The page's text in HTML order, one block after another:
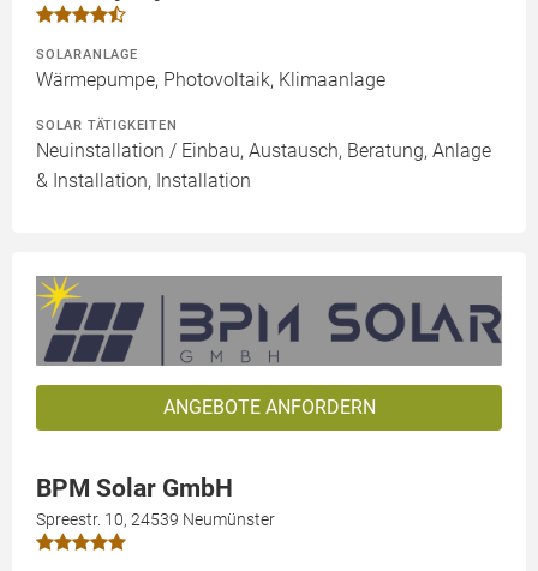
SOLARANLAGE
Wärmepumpe, Photovoltaik, Klimaanlage
SOLAR TÄTIGKEITEN
Neuinstallation / Einbau, Austausch, Beratung, Anlage
& Installation, Installation
ANGEBOTE ANFORDERN
BPM Solar GmbH
Spreestr. 10, 24539 Neumünster